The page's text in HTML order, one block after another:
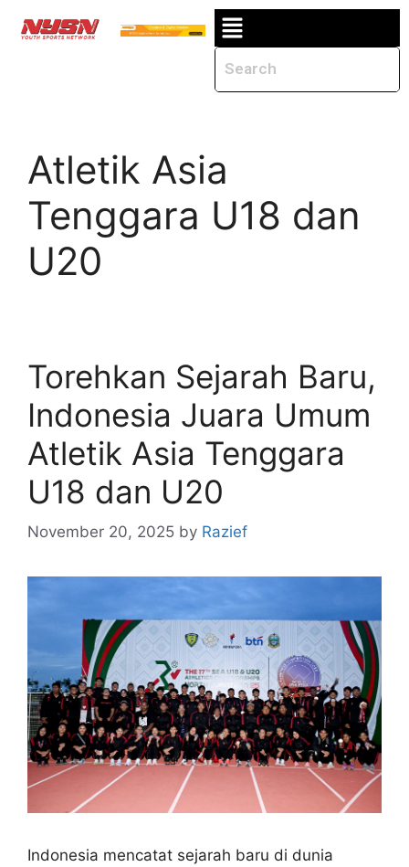
Atletik Asia
Tenggara U18 dan
U20
Torehkan Sejarah Baru,
Indonesia Juara Umum
Atletik Asia Tenggara
U18 dan U20
November 20, 2025 by Razief
Indonesia mencatat sejarah baru di dunia